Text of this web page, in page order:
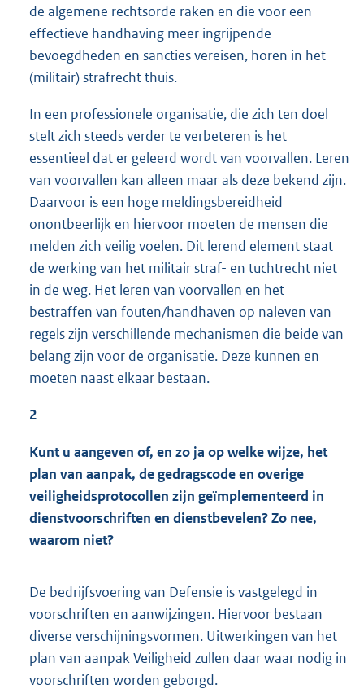
de algemene rechtsorde raken en die voor een
effectieve handhaving meer ingrijpende
bevoegdheden en sancties vereisen, horen in het
(militair) strafrecht thuis.
In een professionele organisatie, die zich ten doel
stelt zich steeds verder te verbeteren is het
essentieel dat er geleerd wordt van voorvallen. Leren
van voorvallen kan alleen maar als deze bekend zijn.
Daarvoor is een hoge meldingsbereidheid
onontbeerlijk en hiervoor moeten de mensen die
melden zich veilig voelen. Dit lerend element staat
de werking van het militair straf- en tuchtrecht niet
in de weg. Het leren van voorvallen en het
bestraffen van fouten/handhaven op naleven van
regels zijn verschillende mechanismen die beide van
belang zijn voor de organisatie. Deze kunnen en
moeten naast elkaar bestaan.
2
Kunt u aangeven of, en zo ja op welke wijze, het
plan van aanpak, de gedragscode en overige
veiligheidsprotocollen zijn geïmplementeerd in
dienstvoorschriften en dienstbevelen? Zo nee,
waarom niet?
De bedrijfsvoering van Defensie is vastgelegd in
voorschriften en aanwijzingen. Hiervoor bestaan
diverse verschijningsvormen. Uitwerkingen van het
plan van aanpak Veiligheid zullen daar waar nodig in
voorschriften worden geborgd.